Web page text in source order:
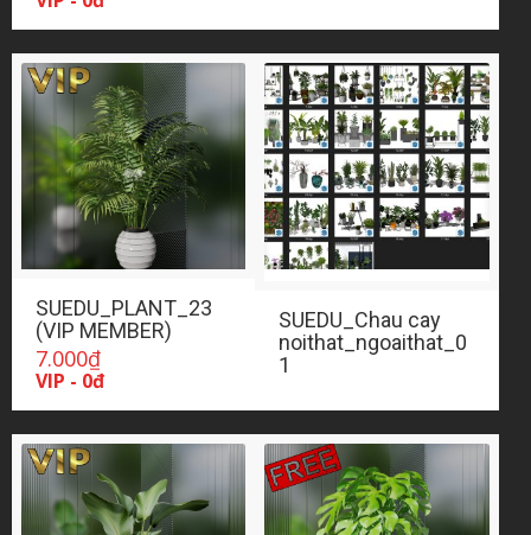
SUEDU_PLANT_23
(VIP MEMBER)
7.000₫
VIP - 0đ
SUEDU_Chau cay
noithat_ngoaithat_0
1